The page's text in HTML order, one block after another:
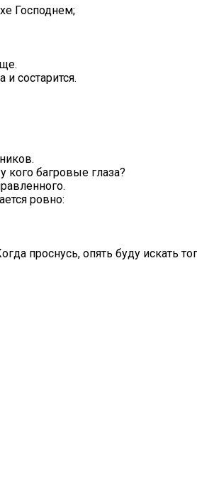
Господнем;
состарится.
кого багровые глаза?
ровно:
проснусь, опять буду искать